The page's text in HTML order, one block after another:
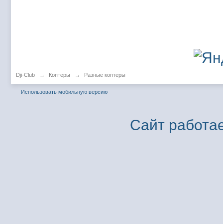
Dji-Club → Коптеры → Разные коптеры
Использовать мобильную версию
Сайт